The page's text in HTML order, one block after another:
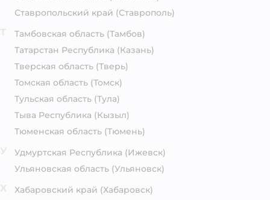
Ставропольский край (Ставрополь)
Тамбовская область (Тамбов)
Татарстан Республика (Казань)
Тверская область (Тверь)
Томская область (Томск)
Тульская область (Тула)
Тыва Республика (Кызыл)
Тюменская область (Тюмень)
Удмуртская Республика (Ижевск)
Ульяновская область (Ульяновск)
Хабаровский край (Хабаровск)